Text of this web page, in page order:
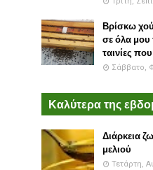
Βρίσκω
σε όλα μου
ταινίες
Σάββατο,
Καλύτερα της
Διάρκεια
μελιού
Τετάρτη,